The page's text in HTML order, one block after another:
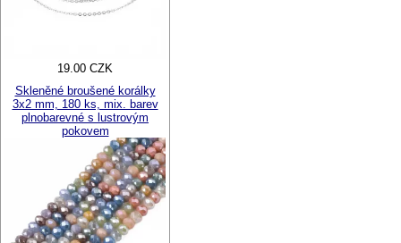
19.00 CZK
Skleněné broušené korálky
3x2 mm, 180 ks, mix. barev
plnobarevné s lustrovým
pokovem